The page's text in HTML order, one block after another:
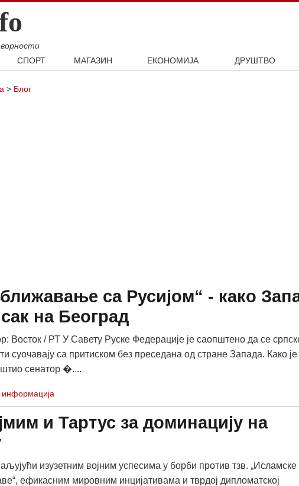
СПОРТ
Кошарка
МАГАЗИН
ЕКОНОМИЈА
ДРУШТВО
> Блог
са Русијом“ - како
на Београд
Восток / РТ У Савету Руске Федерације је саопштено да се
суочавају са притискoм без преседана од стране Запада. Како је
сенатор �....
и Тартус за доминацију на
изузетним војним успесима у борби против тзв. „Исламске
ефикасним мировним инцијативама и тврдој дипломатској